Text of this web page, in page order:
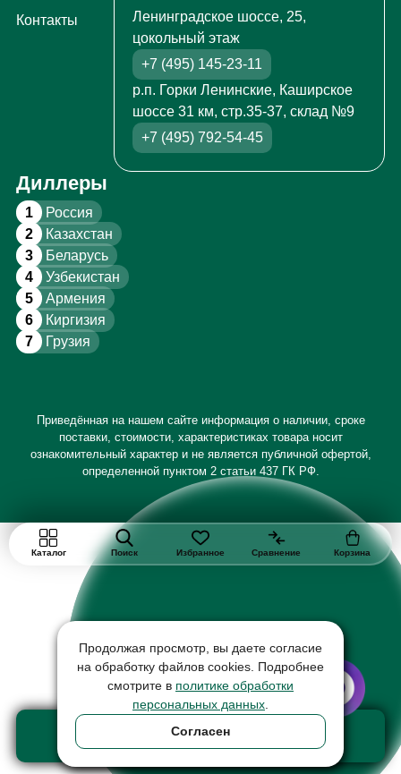
Добавить в корзину
товар на сумму 80 ₽
Контакты
Ленинградское шоссе, 25,
цокольный этаж
+7 (495) 145-23-11
р.п. Горки Ленинские, Каширское
шоссе 31 км, стр.35-37, склад №9
+7 (495) 792-54-45
Диллеры
1 Россия
2 Казахстан
3 Беларусь
4 Узбекистан
5 Армения
6 Киргизия
7 Грузия
Приведённая на нашем сайте информация о наличии, сроке
поставки, стоимости, характеристиках товара носит
ознакомительный характер и не является публичной офертой,
определенной пунктом 2 статьи 437 ГК РФ.
Каталог Поиск Избранное Сравнение Корзина
Продолжая просмотр, вы даете согласие
на обработку файлов cookies. Подробнее
смотрите в политике обработки
персональных данных
Согласен